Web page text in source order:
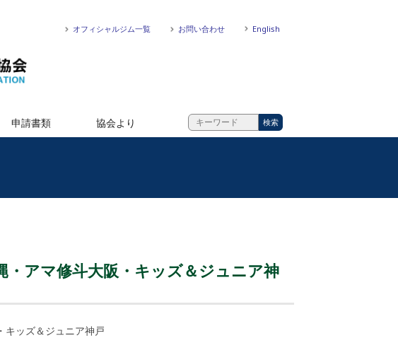
オフィシャルジム一覧 お問い合わせ English
申請書類 協会より
・アマ修斗大阪・キッズ＆ジュニア神
キッズ＆ジュニア神戸